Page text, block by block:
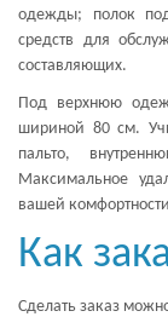
одежды; полок
средств для
составляющих.
Под верхнюю
шириной 80 см.
пальто,
Максимальное
вашей
Как
Сделать заказ